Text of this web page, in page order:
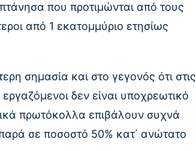
που προτιμώνται από τους
από 1 εκατομμύριο ετησίως
σημασία και στο γεγονός ότι στις
δεν είναι υποχρεωτικό
πρωτόκολλα επιβάλουν συχνά
σε ποσοστό 50% κατ΄ ανώτατο